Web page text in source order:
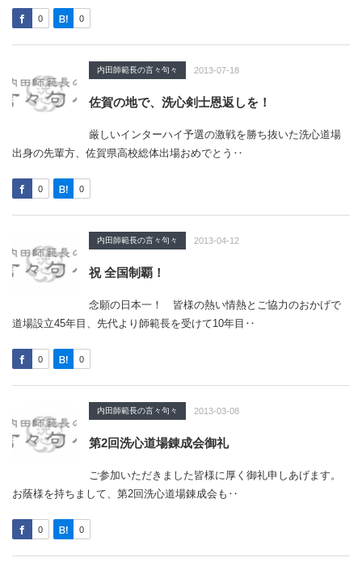
0 0
内田師範長の言々句々 2013-07-18
佐賀の地で、洗心剣士恩返しを！
厳しいインターハイ予選の激戦を勝ち抜いた洗心道場
出身の先輩方、佐賀県高校総体出場おめでとう‥
0 0
内田師範長の言々句々 2013-04-12
祝 全国制覇！
念願の日本一！ 皆様の熱い情熱とご協力のおかげで
道場設立45年目、先代より師範長を受けて10年目‥
0 0
内田師範長の言々句々 2013-03-08
第2回洗心道場錬成会御礼
ご参加いただきました皆様に厚く御礼申しあげます。
お蔭様を持ちまして、第2回洗心道場錬成会も‥
0 0